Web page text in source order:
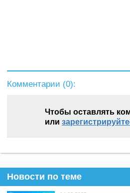
Комментарии (0):
Чтобы оставлять
или
Новости по теме